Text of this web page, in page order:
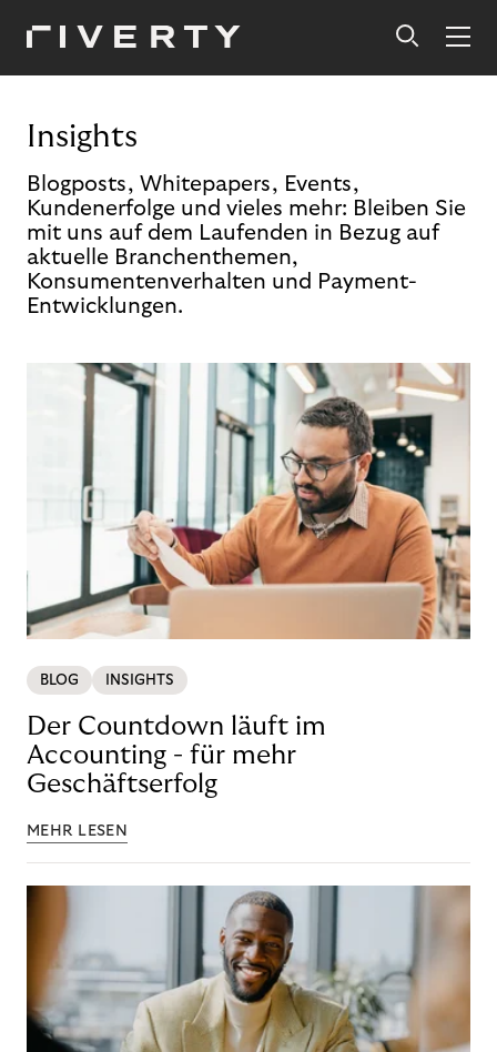
Insights
Blogposts, Whitepapers, Events,
Kundenerfolge und vieles mehr: Bleiben Sie
mit uns auf dem Laufenden in Bezug auf
aktuelle Branchenthemen,
Konsumentenverhalten und Payment-
Entwicklungen.
BLOG INSIGHTS
Der Countdown läuft im
Accounting - für mehr
Geschäftserfolg
MEHR LESEN